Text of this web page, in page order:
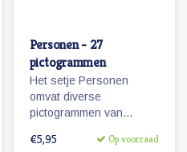
Personen - 27
pictogrammen
Het setje Personen
omvat diverse
pictogrammen van
omgeving van het kind.
€5,95 Op voorraad